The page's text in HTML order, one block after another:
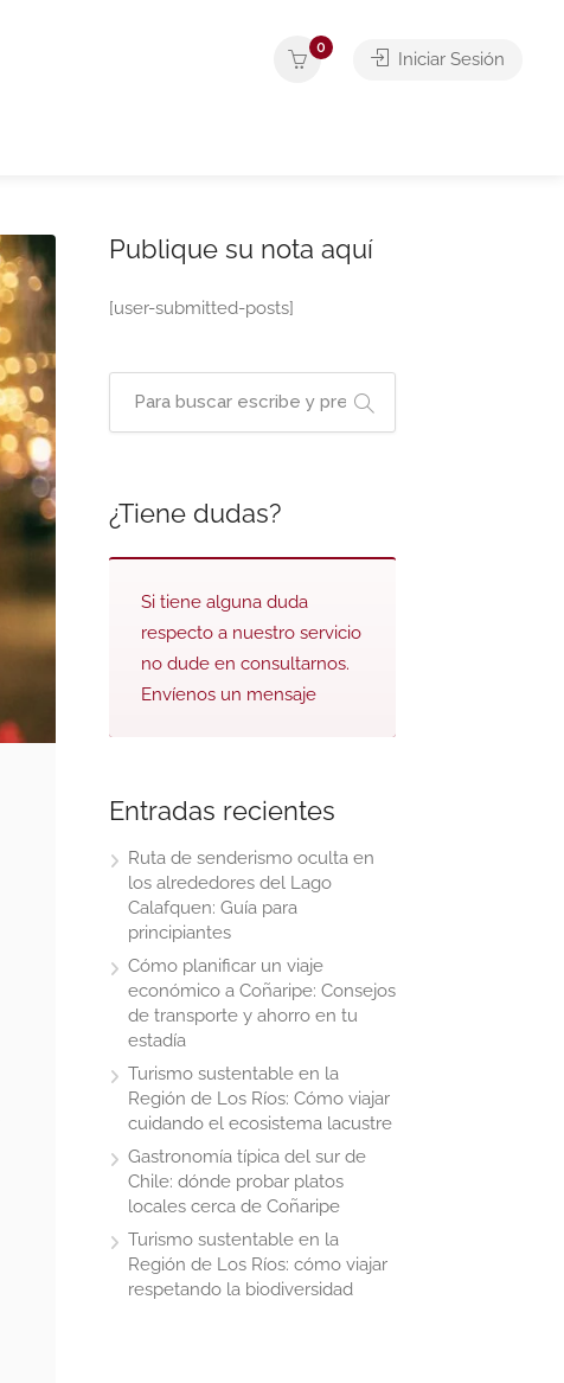
0
Iniciar Sesión
Publique su nota aquí
[user-submitted-posts]
¿Tiene dudas?
Si tiene alguna duda
respecto a nuestro servicio
no dude en consultarnos.
Envíenos un mensaje
Entradas recientes
Ruta de senderismo oculta en
los alrededores del Lago
Calafquen: Guía para
principiantes
Cómo planificar un viaje
económico a Coñaripe: Consejos
de transporte y ahorro en tu
estadía
Turismo sustentable en la
Región de Los Ríos: Cómo viajar
cuidando el ecosistema lacustre
Gastronomía típica del sur de
Chile: dónde probar platos
locales cerca de Coñaripe
Turismo sustentable en la
Región de Los Ríos: cómo viajar
respetando la biodiversidad